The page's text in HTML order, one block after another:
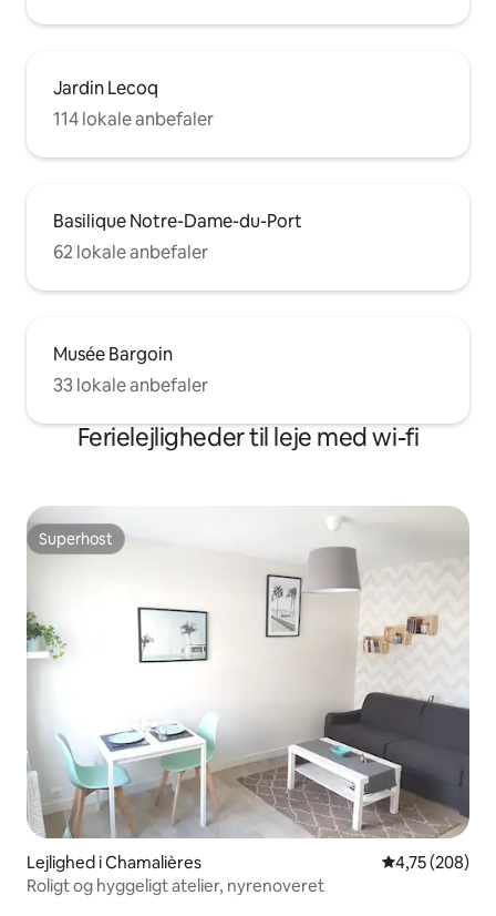
Jardin Lecoq
114 lokale anbefaler
Basilique Notre-Dame-du-Port
62 lokale anbefaler
Musée Bargoin
33 lokale anbefaler
Ferielejligheder til leje med wi-fi
Superhost
Superhost
Lejlighed i Chamalières 4,75 ud af 5 i
4,75 (208)
Roligt og hyggeligt atelier, nyrenoveret